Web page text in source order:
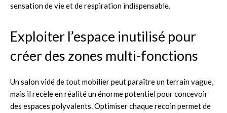
sensation de vie et de respiration indispensable.
Exploiter l’espace inutilisé pour
créer des zones multi-fonctions
Un salon vidé de tout mobilier peut paraître un terrain vague,
mais il recèle en réalité un énorme potentiel pour concevoir
des espaces polyvalents. Optimiser chaque recoin permet de